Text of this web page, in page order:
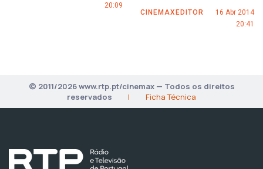
20:09
CINEMAXEDITOR
16 Abr 2014
20:41
© 2011/2026 www.rtp.pt/cinemax — Todos os direitos
reservados
| Ficha Técnica